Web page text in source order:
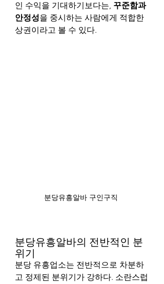
인 수익을 기대하기보다는, 꾸준함과
안정성을 중시하는 사람에게 적합한
상권이라고 볼 수 있다.
분당유흥알바 구인구직
분당유흥알바의 전반적인 분
위기
분당 유흥업소는 전반적으로 차분하
고 정제된 분위기가 강하다. 소란스럽